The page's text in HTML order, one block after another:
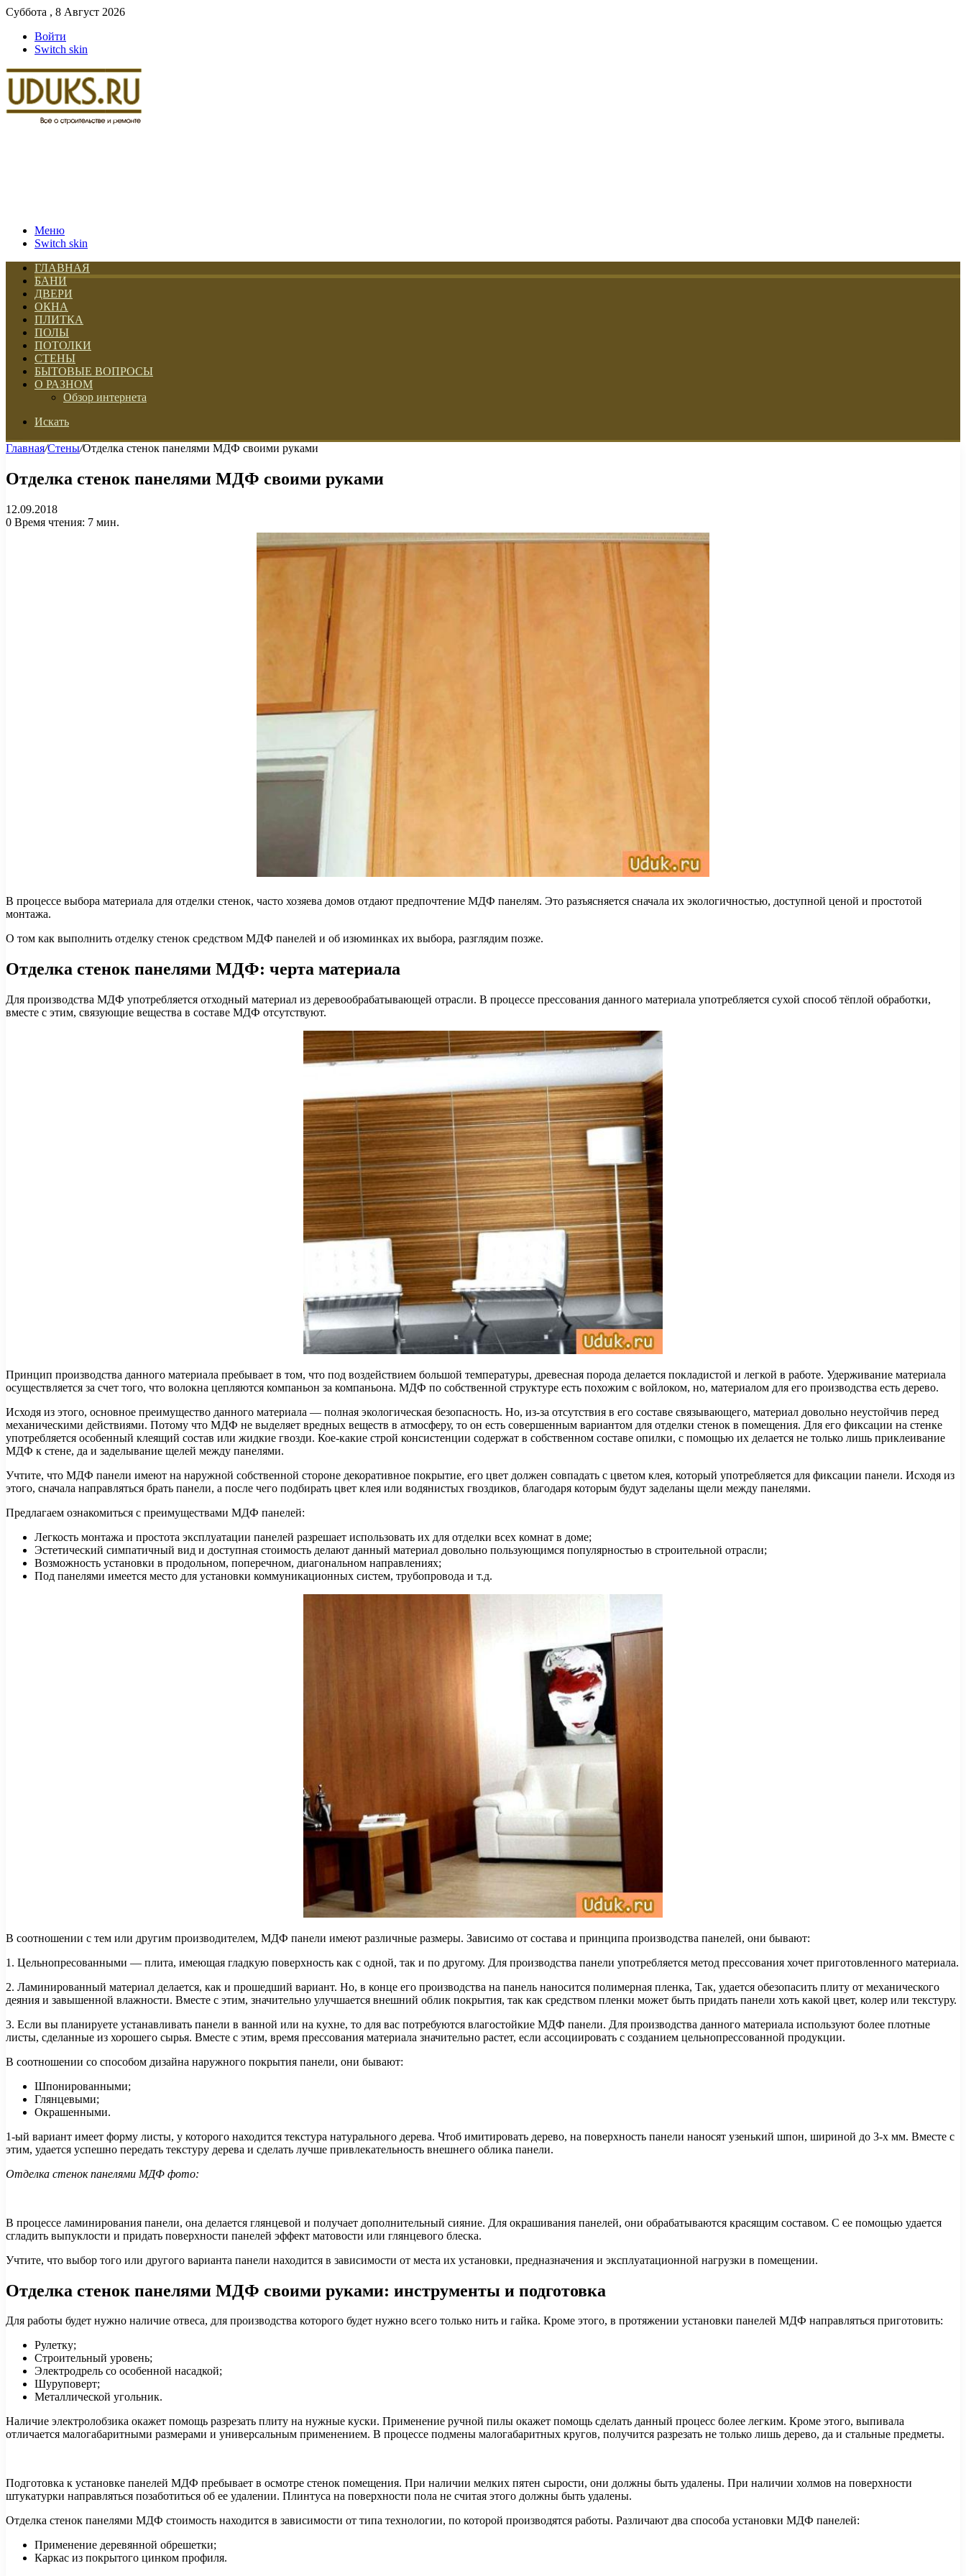
Суббота , 8 Август 2026
Войти
Switch skin
Меню
Switch skin
ГЛАВНАЯ
БАНИ
ДВЕРИ
ОКНА
ПЛИТКА
ПОЛЫ
ПОТОЛКИ
СТЕНЫ
БЫТОВЫЕ ВОПРОСЫ
О РАЗНОМ
Обзор интернета
Искать
Главная/Стены/Отделка стенок панелями МДФ своими руками
Отделка стенок панелями МДФ своими руками
12.09.2018
0 Время чтения: 7 мин.
В процессе выбора материала для отделки стенок, часто хозяева домов отдают предпочтение МДФ панелям. Это разъясняется сначала их экологичностью, доступной ценой и простотой
монтажа.
О том как выполнить отделку стенок средством МДФ панелей и об изюминках их выбора, разглядим позже.
Отделка стенок панелями МДФ: черта материала
Для производства МДФ употребляется отходный материал из деревообрабатывающей отрасли. В процессе прессования данного материала употребляется сухой способ тёплой обработки,
вместе с этим, связующие вещества в составе МДФ отсутствуют.
Принцип производства данного материала пребывает в том, что под воздействием большой температуры, древесная порода делается покладистой и легкой в работе. Удерживание материала
осуществляется за счет того, что волокна цепляются компаньон за компаньона. МДФ по собственной структуре есть похожим с войлоком, но, материалом для его производства есть дерево.
Исходя из этого, основное преимущество данного материала — полная экологическая безопасность. Но, из-за отсутствия в его составе связывающего, материал довольно неустойчив перед
механическими действиями. Потому что МДФ не выделяет вредных веществ в атмосферу, то он есть совершенным вариантом для отделки стенок в помещения. Для его фиксации на стенке
употребляется особенный клеящий состав или жидкие гвозди. Кое-какие строй консистенции содержат в собственном составе опилки, с помощью их делается не только лишь приклеивание
МДФ к стене, да и заделывание щелей между панелями.
Учтите, что МДФ панели имеют на наружной собственной стороне декоративное покрытие, его цвет должен совпадать с цветом клея, который употребляется для фиксации панели. Исходя из
этого, сначала направляться брать панели, а после чего подбирать цвет клея или водянистых гвоздиков, благодаря которым будут заделаны щели между панелями.
Предлагаем ознакомиться с преимуществами МДФ панелей:
Легкость монтажа и простота эксплуатации панелей разрешает использовать их для отделки всех комнат в доме;
Эстетический симпатичный вид и доступная стоимость делают данный материал довольно пользующимся популярностью в строительной отрасли;
Возможность установки в продольном, поперечном, диагональном направлениях;
Под панелями имеется место для установки коммуникационных систем, трубопровода и т.д.
В соотношении с тем или другим производителем, МДФ панели имеют различные размеры. Зависимо от состава и принципа производства панелей, они бывают:
1. Цельнопресованными — плита, имеющая гладкую поверхность как с одной, так и по другому. Для производства панели употребляется метод прессования хочет приготовленного материала.
2. Ламинированный материал делается, как и прошедший вариант. Но, в конце его производства на панель наносится полимерная пленка, Так, удается обезопасить плиту от механического
деяния и завышенной влажности. Вместе с этим, значительно улучшается внешний облик покрытия, так как средством пленки может быть придать панели хоть какой цвет, колер или текстуру.
3. Если вы планируете устанавливать панели в ванной или на кухне, то для вас потребуются влагостойкие МДФ панели. Для производства данного материала используют более плотные
листы, сделанные из хорошего сырья. Вместе с этим, время прессования материала значительно растет, если ассоциировать с созданием цельнопрессованной продукции.
В соотношении со способом дизайна наружного покрытия панели, они бывают:
Шпонированными;
Глянцевыми;
Окрашенными.
1-ый вариант имеет форму листы, у которого находится текстура натурального дерева. Чтоб имитировать дерево, на поверхность панели наносят узенький шпон, шириной до 3-х мм. Вместе с
этим, удается успешно передать текстуру дерева и сделать лучше привлекательность внешнего облика панели.
Отделка стенок панелями МДФ фото:
В процессе ламинирования панели, она делается глянцевой и получает дополнительный сияние. Для окрашивания панелей, они обрабатываются красящим составом. С ее помощью удается
сгладить выпуклости и придать поверхности панелей эффект матовости или глянцевого блеска.
Учтите, что выбор того или другого варианта панели находится в зависимости от места их установки, предназначения и эксплуатационной нагрузки в помещении.
Отделка стенок панелями МДФ своими руками: инструменты и подготовка
Для работы будет нужно наличие отвеса, для производства которого будет нужно всего только нить и гайка. Кроме этого, в протяжении установки панелей МДФ направляться приготовить:
Рулетку;
Строительный уровень;
Электродрель со особенной насадкой;
Шуруповерт;
Металлической угольник.
Наличие электролобзика окажет помощь разрезать плиту на нужные куски. Применение ручной пилы окажет помощь сделать данный процесс более легким. Кроме этого, выпивала
отличается малогабаритными размерами и универсальным применением. В процессе подмены малогабаритных кругов, получится разрезать не только лишь дерево, да и стальные предметы.
Подготовка к установке панелей МДФ пребывает в осмотре стенок помещения. При наличии мелких пятен сырости, они должны быть удалены. При наличии холмов на поверхности
штукатурки направляться позаботиться об ее удалении. Плинтуса на поверхности пола не считая этого должны быть удалены.
Отделка стенок панелями МДФ стоимость находится в зависимости от типа технологии, по которой производятся работы. Различают два способа установки МДФ панелей:
Применение деревянной обрешетки;
Каркас из покрытого цинком профиля.